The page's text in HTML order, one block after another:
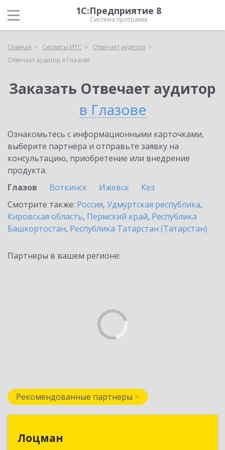
1С:Предприятие 8
Система программ
Главная Сервисы ИТС
Отвечает аудитор
Отвечает аудитор в Глазове
Заказать Отвечает аудитор
в Глазове
Ознакомьтесь с информационными карточками,
выберите партнёра и отправьте заявку на
консультацию, приобретение или внедрение
продукта.
Глазов
Воткинск Ижевск
Кез
Смотрите также: Россия, Удмуртская республика,
Кировская область, Пермский край, Республика
Башкортостан, Республика Татарстан (Татарстан)
Партнеры в вашем регионе:
Рекомендованные партнеры
Лоцман